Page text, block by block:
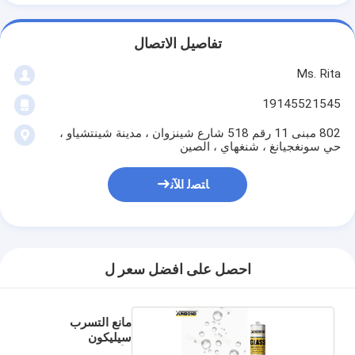
تفاصيل الاتصال
Ms. Rita
19145521545
802 مبنى 11 رقم 518 شارع شينزوان ، مدينة شينتشياو ،
حي سونغجيانغ ، شنغهاي ، الصين
ﺎﺘﺼﻟ ﺍﻶﻧ
احصل على افضل سعر ل
مانع التسرب
سيليكون